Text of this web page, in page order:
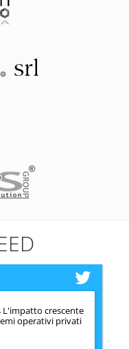
L'impatto crescente
operativi privati